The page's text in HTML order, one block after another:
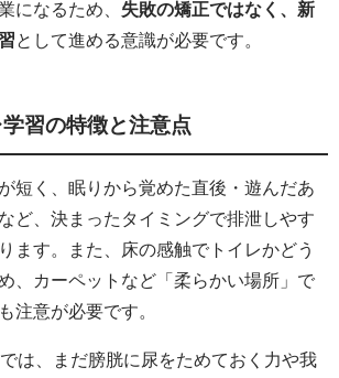
になるため、 失敗の矯正ではなく、新
として進める意識が必要です。
習の特徴と注意点
短く、眠りから覚めた直後・遊んだあ
ど、決まったタイミングで排泄しやす
ます。また、床の感触でトイレかどう
、カーペットなど「柔らかい場所」で
注意が必要です。
は、まだ膀胱に尿をためておく力や我